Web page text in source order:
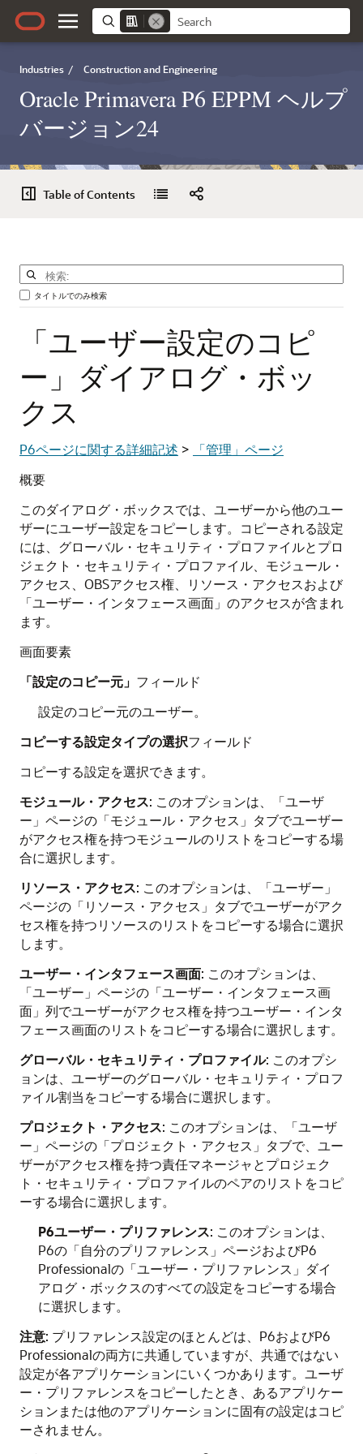
Industries / Construction and Engineering
Oracle Primavera P6 EPPM ヘルプ
バージョン24
Table of Contents
タイトルでのみ検索
「ユーザー設定のコピ
ー」ダイアログ・ボッ
クス
P6ページに関する詳細記述 >
「管理」ページ
概要
このダイアログ・ボックスでは、ユーザーから他のユー
ザーにユーザー設定をコピーします。コピーされる設定
には、グローバル・セキュリティ・プロファイルとプロ
ジェクト・セキュリティ・プロファイル、モジュール・
アクセス、OBSアクセス権、リソース・アクセスおよび
「ユーザー・インタフェース画面」のアクセスが含まれ
ます。
画面要素
「設定のコピー元」 フィールド
設定のコピー元のユーザー。
コピーする設定タイプの選択フィールド
コピーする設定を選択できます。
モジュール・アクセス: このオプションは、「ユーザ
ー」ページの「モジュール・アクセス」タブでユーザー
がアクセス権を持つモジュールのリストをコピーする場
合に選択します。
リソース・アクセス: このオプションは、「ユーザー」
ページの「リソース・アクセス」タブでユーザーがアク
セス権を持つリソースのリストをコピーする場合に選択
します。
ユーザー・インタフェース画面: このオプションは、
「ユーザー」ページの「ユーザー・インタフェース画
面」列でユーザーがアクセス権を持つユーザー・インタ
フェース画面のリストをコピーする場合に選択します。
グローバル・セキュリティ・プロファイル: このオプシ
ョンは、ユーザーのグローバル・セキュリティ・プロフ
ァイル割当をコピーする場合に選択します。
プロジェクト・アクセス: このオプションは、「ユーザ
ー」ページの「プロジェクト・アクセス」タブで、ユー
ザーがアクセス権を持つ責任マネージャとプロジェク
ト・セキュリティ・プロファイルのペアのリストをコピ
ーする場合に選択します。
P6ユーザー・プリファレンス: このオプションは、
P6の「自分のプリファレンス」ページおよびP6
Professionalの「ユーザー・プリファレンス」ダイ
アログ・ボックスのすべての設定をコピーする場合
に選択します。
注意: プリファレンス設定のほとんどは、P6およびP6
Professionalの両方に共通していますが、共通ではない
設定が各アプリケーションにいくつかあります。ユーザ
ー・プリファレンスをコピーしたとき、あるアプリケー
ションまたは他のアプリケーションに固有の設定はコピ
ーされません。